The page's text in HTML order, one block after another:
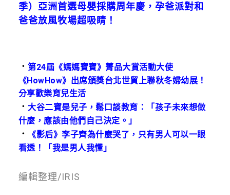
季）亞洲首選母嬰採購周年慶，孕爸派對和
爸爸放風牧場超吸睛！
．第24屆《媽媽寶寶》菁品大賞活動大使
《HowHow》出席頒獎台北世貿上聯秋冬婦幼展！
分享歡樂育兒生活
． 大谷二寶是兒子，鬆口談教育：「孩子未來想做
什麼，應該由他們自己決定。」
．
《影后》李子齊為什麼哭了，只有男人可以一眼
看透！「我是男人我懂」
編輯整理/IRIS